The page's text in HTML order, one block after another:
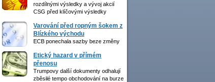
rozdílnými výsledky a vývoj akcií
CSG před klíčovými výsledky
Varování před ropným šokem z
Blízkého východu
ECB ponechala sazby beze změny
Etický hazard v přímém
přenosu
Trumpovy další dokumenty odhalují
zběsilé tempo obchodování na burze